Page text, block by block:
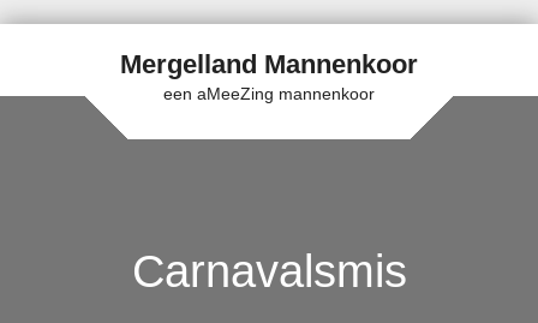
Mergelland Mannenkoor
een aMeeZing mannenkoor
Carnavalsmis